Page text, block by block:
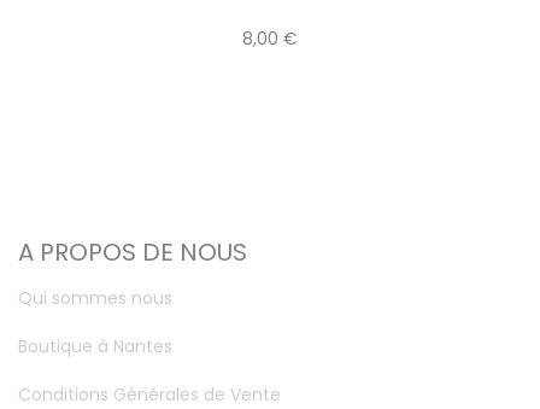
8,00 €
A PROPOS DE NOUS
Qui sommes nous
Boutique à Nantes
Conditions Générales de Vente